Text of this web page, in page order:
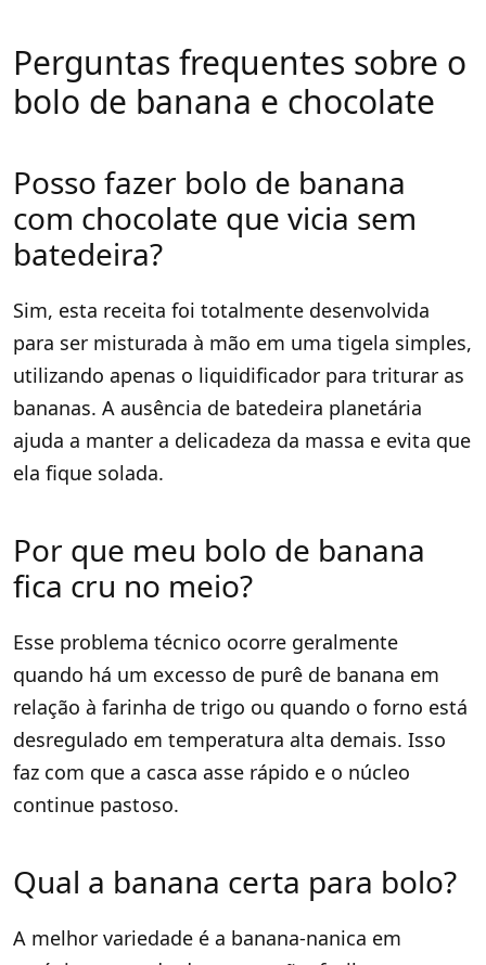
Perguntas frequentes sobre o
bolo de banana e chocolate
Posso fazer bolo de banana
com chocolate que vicia sem
batedeira?
Sim, esta receita foi totalmente desenvolvida
para ser misturada à mão em uma tigela simples,
utilizando apenas o liquidificador para triturar as
bananas. A ausência de batedeira planetária
ajuda a manter a delicadeza da massa e evita que
ela fique solada.
Por que meu bolo de banana
fica cru no meio?
Esse problema técnico ocorre geralmente
quando há um excesso de purê de banana em
relação à farinha de trigo ou quando o forno está
desregulado em temperatura alta demais. Isso
faz com que a casca asse rápido e o núcleo
continue pastoso.
Qual a banana certa para bolo?
A melhor variedade é a banana-nanica em